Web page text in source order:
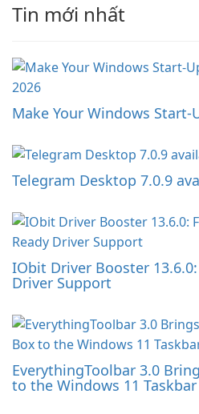
Tin mới nhất
Make Your Windows Start-
Telegram Desktop 7.0.9
IObit Driver Booster
Driver Support
EverythingToolbar 3.0
to the Windows 11 Taskbar